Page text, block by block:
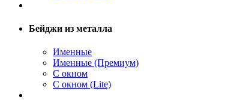
Бейджи из металла
Именные
Именные (Премиум)
С окном
С окном (Lite)